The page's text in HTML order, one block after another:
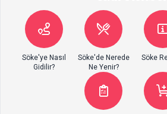
Söke'ye Nasıl
Gidilir?
Söke'de Nerede
Ne Yenir?
Söke